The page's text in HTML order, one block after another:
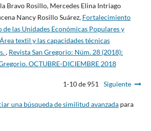
Bravo Rosillo, Mercedes Elina Intriago
Nancy Rosillo Suárez, Fortalecimiento
de las Unidades Económicas Populares y
textil y las capacidades técnicas
, Revista San Gregorio: Núm. 28 (2018):
OCTUBRE-DICIEMBRE 2018
1-10 de 951 Siguiente
una búsqueda de similitud avanzadapara